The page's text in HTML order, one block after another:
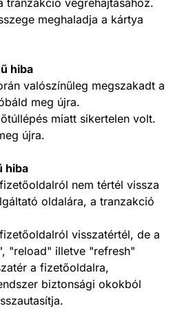
tranzakció végrehajtásához.
meghaladja a kártya
hiba
valószínűleg megszakadt a
meg újra.
miatt sikertelen volt.
újra.
hiba
nem tértél vissza
oldalára, a tranzakció
visszatértél, de a
"reload" illetve "refresh"
a fizetőoldalra,
biztonsági okokból